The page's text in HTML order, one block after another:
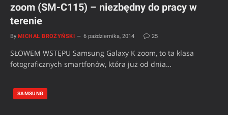
zoom (SM-C115) – niezbędny do pracy w
terenie
By MICHAŁ BROŻYŃSKI 6 października, 2014 25
SŁOWEM WSTĘPU Samsung Galaxy K zoom, to ta klasa
fotograficznych smartfonów, która już od dnia…
SAMSUNG